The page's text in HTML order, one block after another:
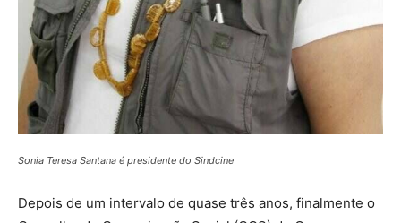
Sonia Teresa Santana é presidente do Sindcine
Depois de um intervalo de quase três anos, finalmente o